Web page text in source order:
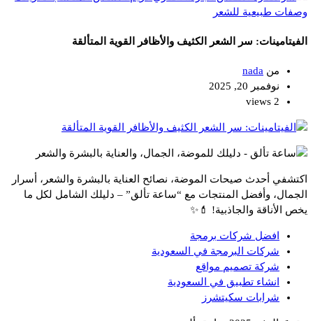
وصفات طبيعية للشعر
الفيتامينات: سر الشعر الكثيف والأظافر القوية المتألقة
من nada
نوفمبر 20, 2025
2 views
اكتشفي أحدث صيحات الموضة، نصائح العناية بالبشرة والشعر، أسرار
الجمال، وأفضل المنتجات مع “ساعة تألق” – دليلك الشامل لكل ما
يخص الأناقة والجاذبية! 💄✨
افضل شركات برمجة
شركات البرمجة في السعودية
شركة تصميم مواقع
انشاء تطبيق في السعودية
شرابات سكيتشرز